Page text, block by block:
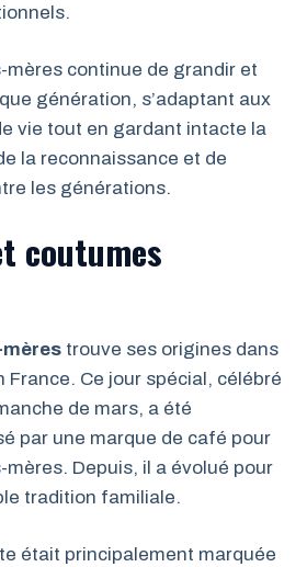
mères continue de grandir et
génération, s’adaptant aux
vie tout en gardant intacte la
la reconnaissance et de
les générations.
coutumes
trouve ses origines dans
France. Ce jour spécial, célébré
de mars, a été
par une marque de café pour
Depuis, il a évolué pour
tradition familiale.
était principalement marquée